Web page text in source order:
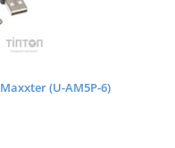
(U-AM5P-6)